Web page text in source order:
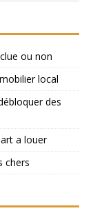
ou non
local
des
a louer
chers